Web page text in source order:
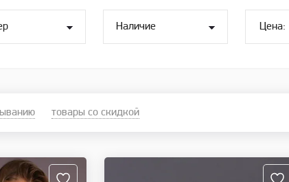
Наличие Цена:
товары со скидкой